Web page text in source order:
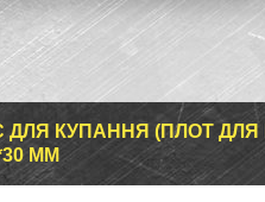
ДЛЯ КУПАННЯ (ПЛОТ
ММ